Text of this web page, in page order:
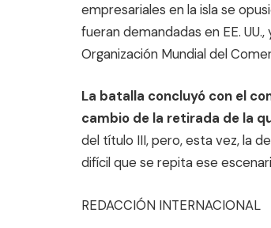
empresariales en la isla se
fueran demandadas en EE.
Organización Mundial del
La batalla concluyó con el
cambio de la retirada de la
del título III, pero, esta vez, la
difícil que se repita ese
REDACCIÓN INTERNACIONAL